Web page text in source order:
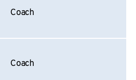
Coach
Coach